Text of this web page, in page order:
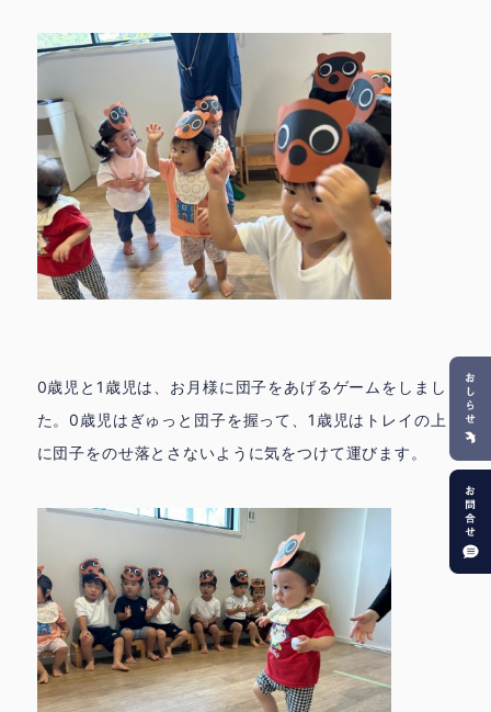
0歳児と1歳児は、お月様に団子をあげるゲームをしまし
た。0歳児はぎゅっと団子を握って、1歳児はトレイの上
に団子をのせ落とさないように気をつけて運びます。